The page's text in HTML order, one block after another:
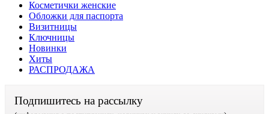
Косметички женские
Обложки для паспорта
Визитницы
Ключницы
Новинки
Хиты
РАСПРОДАЖА
Подпишитесь на рассылку